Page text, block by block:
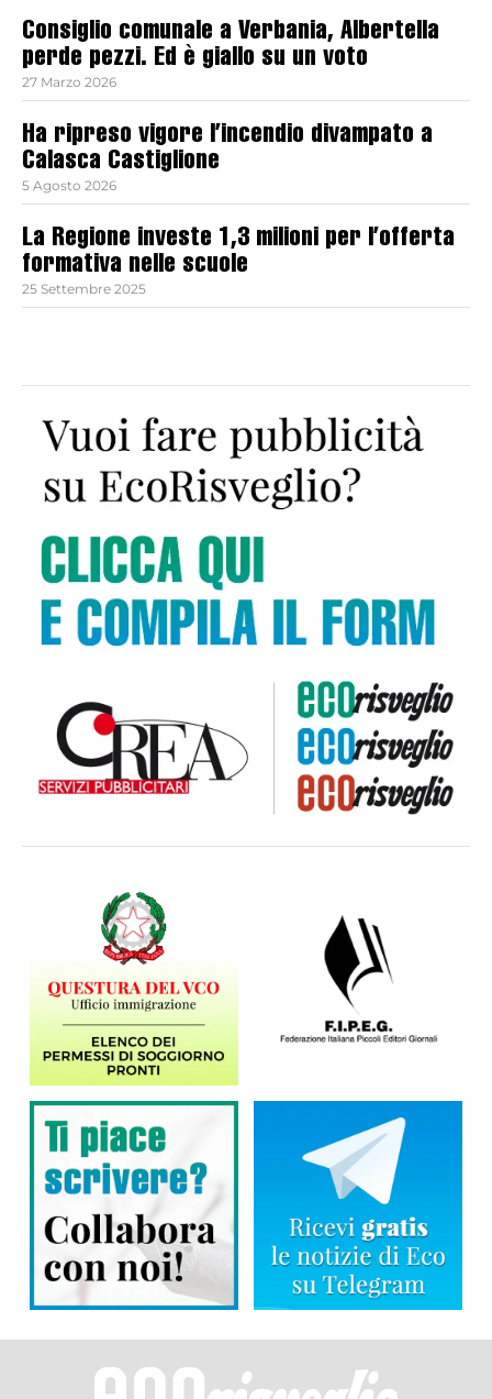
Consiglio comunale a Verbania, Albertella
perde pezzi. Ed è giallo su un voto
27 Marzo 2026
Ha ripreso vigore l’incendio divampato a
Calasca Castiglione
5 Agosto 2026
La Regione investe 1,3 milioni per l’offerta
formativa nelle scuole
25 Settembre 2025